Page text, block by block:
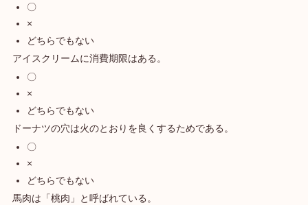
〇
×
どちらでもない
アイスクリームに消費期限はある。
〇
×
どちらでもない
ドーナツの穴は火のとおりを良くするためである。
〇
×
どちらでもない
馬肉は「桃肉」と呼ばれている。